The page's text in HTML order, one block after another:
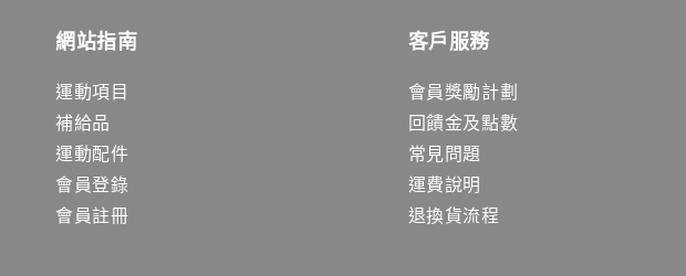
網站指南
運動項目
補給品
運動配件
會員登錄
會員註冊
客戶服務
會員獎勵計劃
回饋金及點數
常見問題
運費說明
退換貨流程